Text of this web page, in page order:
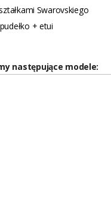
Swarovskiego
+ etui
następujące modele: